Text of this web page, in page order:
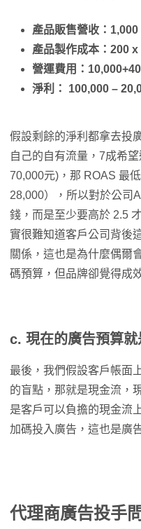
產品販售營收：
產品製作成本：200
營運費用：
淨利： 100,000 –
假設剩餘的淨利都拿去投
自己的自有流量，7成希
70,000元)，那 ROAS 最
28,000），所以對於公司
錢，而是至少要高於 2.5
實很難知道客戶公司背後
關係，這也是為什麼偶爾
碼預算，但品牌卻覺得成
c. 現在的廣告預算
最後，我們假設客戶帳面
的盲點，那就是現金流，
是客戶可以負擔的現金流
加碼投入廣告，這也是廣
代理商廣告投手